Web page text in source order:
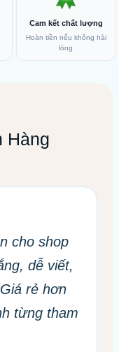
Cam kết chất lượng
Hoàn tiền nếu không hài
lòng
Hàng
cho shop
dễ viết,
rẻ hơn
từng tham